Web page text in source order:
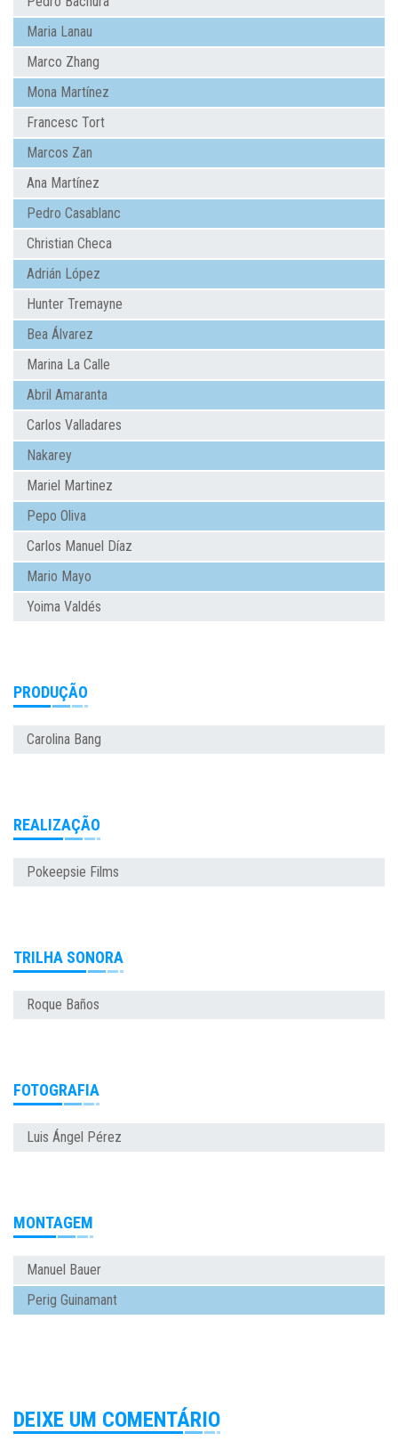
Maria Lanau
Marco Zhang
Mona Martínez
Francesc Tort
Marcos Zan
Ana Martínez
Pedro Casablanc
Christian Checa
Adrián López
Hunter Tremayne
Bea Álvarez
Marina La Calle
Abril Amaranta
Carlos Valladares
Nakarey
Mariel Martinez
Pepo Oliva
Carlos Manuel Díaz
Mario Mayo
Yoima Valdés
PRODUÇÃO
Carolina Bang
REALIZAÇÃO
Pokeepsie Films
TRILHA SONORA
Roque Baños
FOTOGRAFIA
Luis Ángel Pérez
MONTAGEM
Manuel Bauer
Perig Guinamant
DEIXE UM COMENTÁRIO